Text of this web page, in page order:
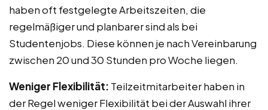
haben oft festgelegte Arbeitszeiten, die
regelmäßiger und planbarer sind als bei
Studentenjobs. Diese können je nach Vereinbarung
zwischen 20 und 30 Stunden pro Woche liegen.
Weniger Flexibilität: Teilzeitmitarbeiter haben in
der Regel weniger Flexibilität bei der Auswahl ihrer